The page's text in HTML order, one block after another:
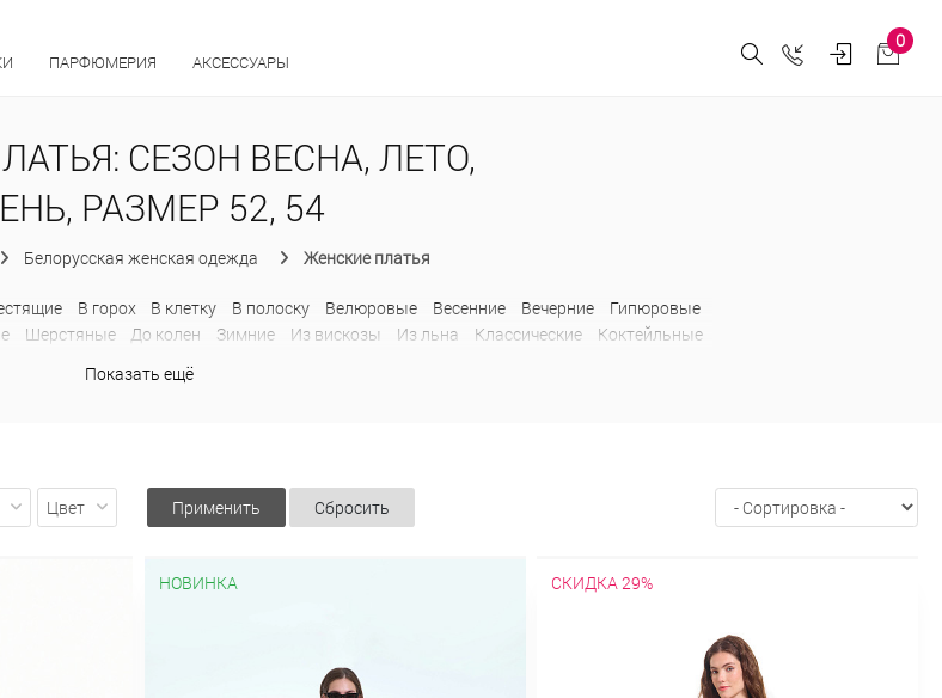
ПАРФЮМЕРИЯ АКСЕССУАРЫ
0
СЕЗОН ВЕСНА, ЛЕТО,
РАЗМЕР 52, 54
Белорусская женская одежда Женские платья
В горох В клетку В полоску Велюровые Весенние Вечерние
Гипюровые
Шерстяные До колен Зимние Из вискозы Из льна Классические
Коктейльные
Платья-рубашки
Показать ещё
Цвет Применить Сбросить
НОВИНКА СКИДКА 29%